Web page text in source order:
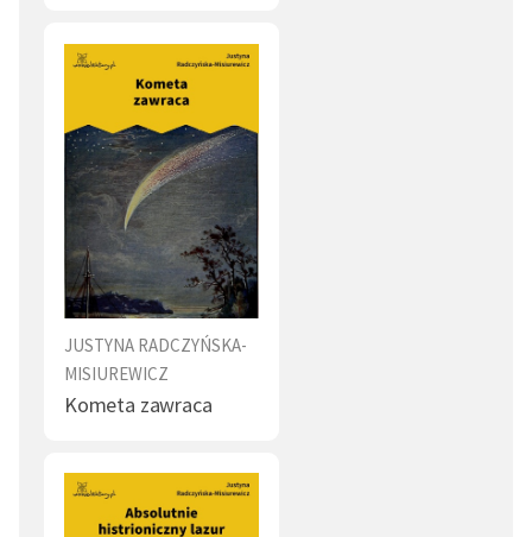
JUSTYNA RADCZYŃSKA-
MISIUREWICZ
Kometa zawraca